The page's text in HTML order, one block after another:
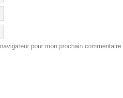
pour mon prochain commentaire.